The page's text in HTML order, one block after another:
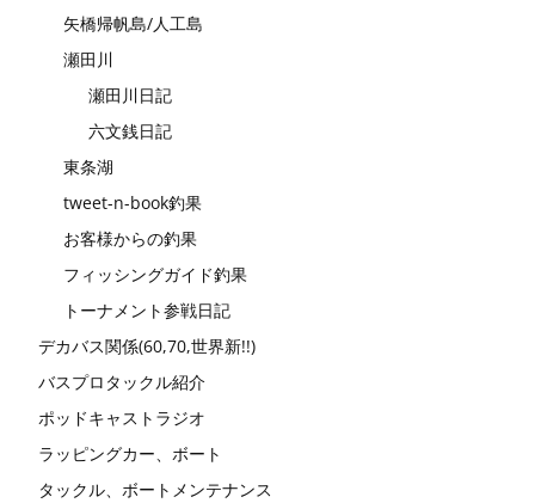
矢橋帰帆島/人工島
瀬田川
瀬田川日記
六文銭日記
東条湖
tweet-n-book釣果
お客様からの釣果
フィッシングガイド釣果
トーナメント参戦日記
デカバス関係(60,70,世界新!!)
バスプロタックル紹介
ポッドキャストラジオ
ラッピングカー、ボート
タックル、ボートメンテナンス